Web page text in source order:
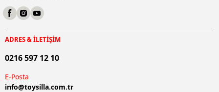
ADRES & İLETİŞİM
0216 597 12 10
E-Posta
info@toysilla.com.tr